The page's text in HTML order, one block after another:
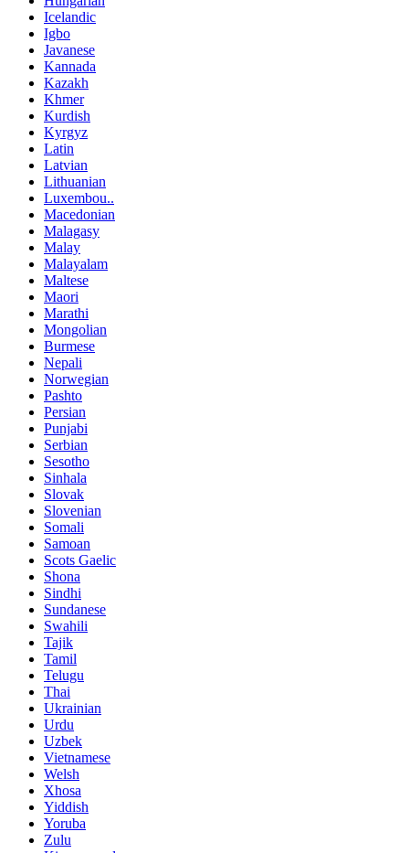
Icelandic
Igbo
Javanese
Kannada
Kazakh
Khmer
Kurdish
Kyrgyz
Latin
Latvian
Lithuanian
Luxembou..
Macedonian
Malagasy
Malay
Malayalam
Maltese
Maori
Marathi
Mongolian
Burmese
Nepali
Norwegian
Pashto
Persian
Punjabi
Serbian
Sesotho
Sinhala
Slovak
Slovenian
Somali
Samoan
Scots Gaelic
Shona
Sindhi
Sundanese
Swahili
Tajik
Tamil
Telugu
Thai
Ukrainian
Urdu
Uzbek
Vietnamese
Welsh
Xhosa
Yiddish
Yoruba
Zulu